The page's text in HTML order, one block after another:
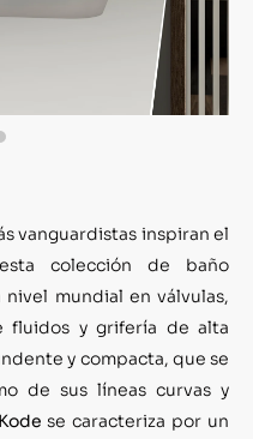
vanguardistas inspiran el
colección de baño
mundial en válvulas,
fluidos y grifería de alta
y compacta, que se
de sus líneas curvas y
se caracteriza por un